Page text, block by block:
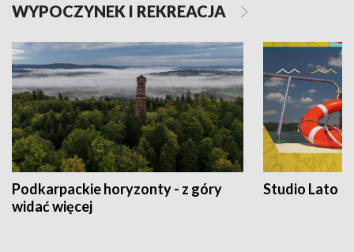
WYPOCZYNEK I REKREACJA
Podkarpackie horyzonty - z góry
widać więcej
Studio Lato